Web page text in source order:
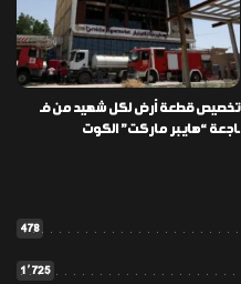
تخصيص قطعة أرض لكل شهيد من فـ
ـاجعة “هايبر ماركت” الكوت
478
1٬725